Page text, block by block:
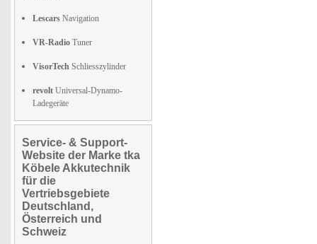
Lescars Navigation
VR-Radio Tuner
VisorTech Schliesszylinder
revolt Universal-Dynamo-
Ladegeräte
Service- & Support-
Website der Marke tka
Köbele Akkutechnik
für die
Vertriebsgebiete
Deutschland,
Österreich und
Schweiz